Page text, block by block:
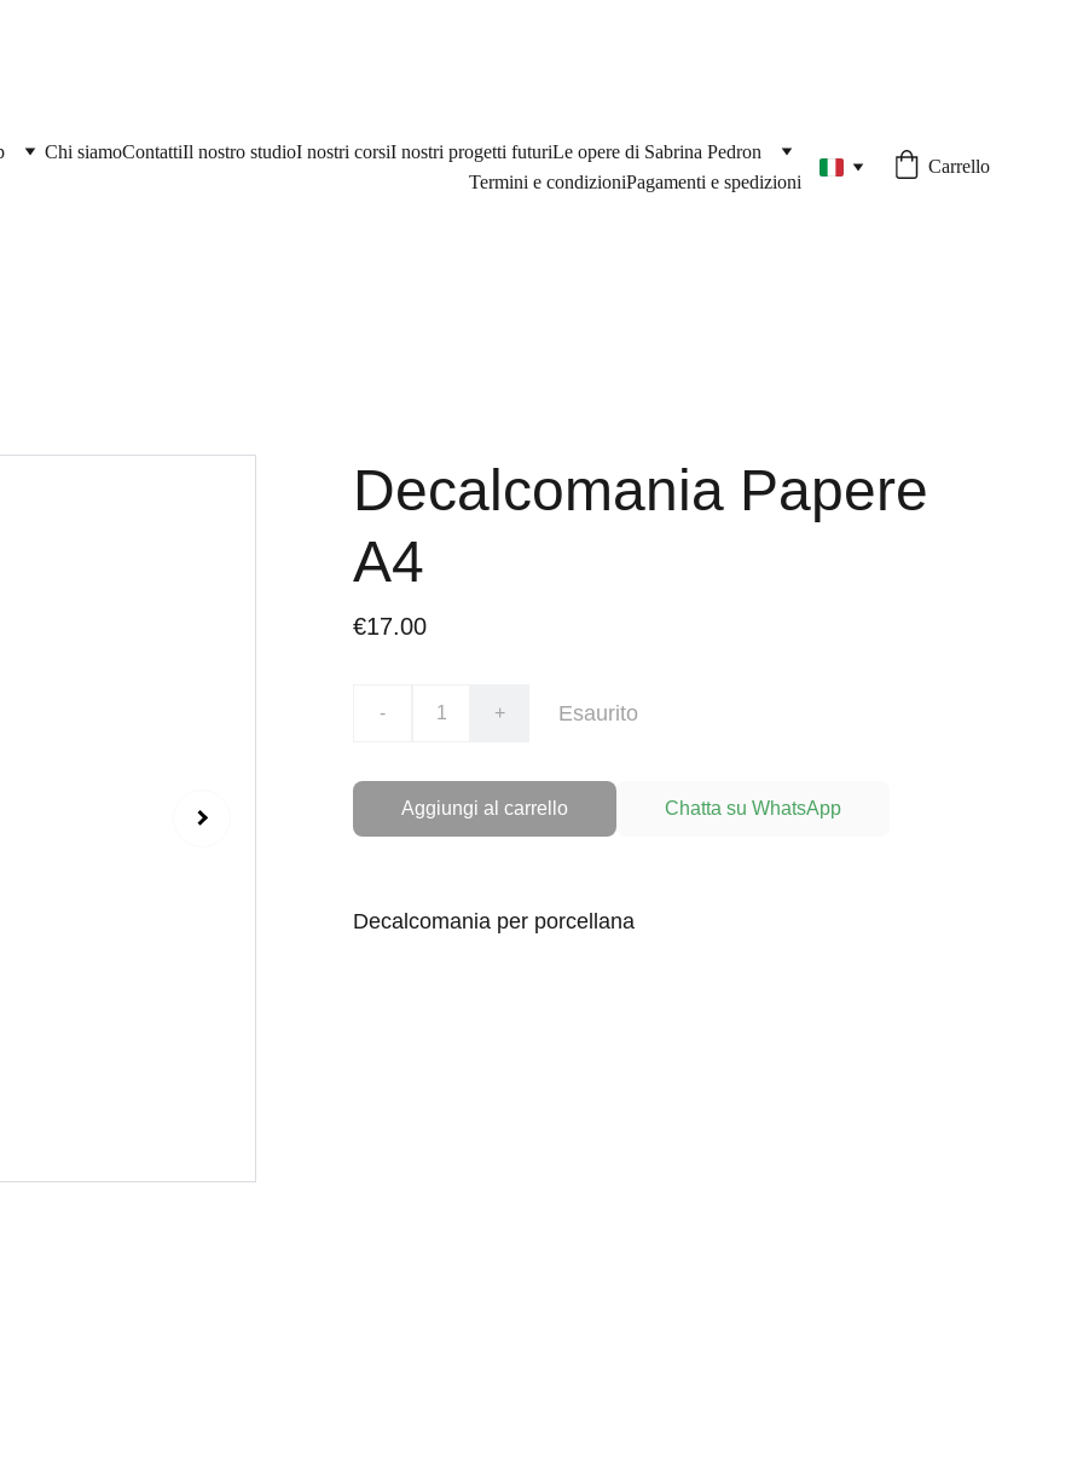
Chi siamoContattiIl nostro studioI nostri corsiI nostri progetti futuriLe opere di Sabrina Pedron
Termini e condizioniPagamenti e spedizioni
Carrello
Decalcomania Papere
A4
€17.00
- + Esaurito
Aggiungi al carrello Chatta su WhatsApp
Decalcomania per porcellana